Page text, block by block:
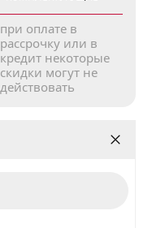
при оплате в
рассрочку или в
кредит некоторые
скидки могут не
действовать